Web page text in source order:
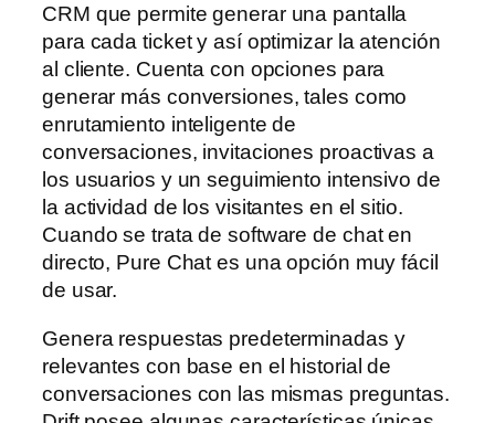
CRM que permite generar una pantalla
para cada ticket y así optimizar la atención
al cliente. Cuenta con opciones para
generar más conversiones, tales como
enrutamiento inteligente de
conversaciones, invitaciones proactivas a
los usuarios y un seguimiento intensivo de
la actividad de los visitantes en el sitio.
Cuando se trata de software de chat en
directo, Pure Chat es una opción muy fácil
de usar.
Genera respuestas predeterminadas y
relevantes con base en el historial de
conversaciones con las mismas preguntas.